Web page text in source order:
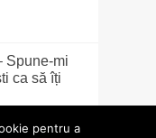
Spune-mi
ca să îți
pentru a